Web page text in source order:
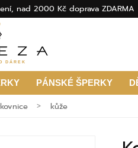
nad 2000 Kč doprava ZDARMA
DÁREK
PÁNSKÉ ŠPERKY
kůže